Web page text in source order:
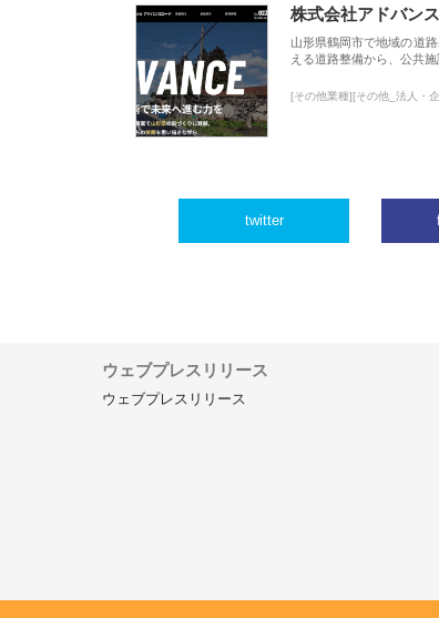
株式会社アドバン
山形県鶴岡市で地域の道
える道路整備から、公共
[その他業種][その他_法人・
twitter
ウェブプレスリリース
ウェブプレスリリース